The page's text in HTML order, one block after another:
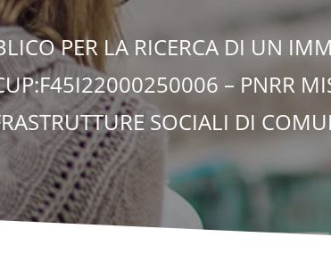
PER LA RICERCA DI UN
– PNRR
SOCIALI DI